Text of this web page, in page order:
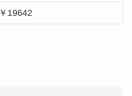
￥19642